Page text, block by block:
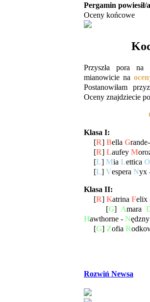
Pergamin powiesił/
Oceny końcowe
Przyszła pora na
mianowicie na
Postanowiłam
Oceny znajdziecie
Klasa I:
[R] Bella Grande-
[R] Laufey M
[L] Mia Lettica O
[L] Vespera Nyx
Klasa II:
[R] Katrina F
[G]Amara
Hawthorne - N
[G] Zofia R
Rozwiń Newsa